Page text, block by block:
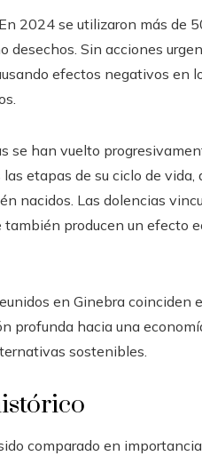
2024 se utilizaron más de
desechos. Sin acciones
efectos negativos en
se han vuelto
etapas de su ciclo de
nacidos. Las dolencias
también producen un efecto
en Ginebra coinciden
profunda hacia una
sostenibles.
comparado en